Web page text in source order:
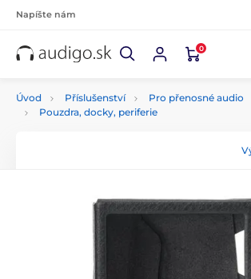
Napíšte nám
0
Úvod Příslušenství
Pro přenosné audio
Pouzdra, docky, periferie